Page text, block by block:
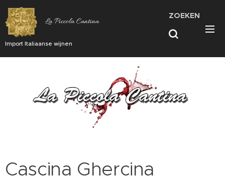
La Piccola Cantina
Import Italiaanse wijnen
ZOEKEN
Cascina Ghercina